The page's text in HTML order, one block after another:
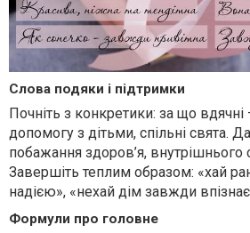
Слова подяки і підтримки
Почніть з конкретики: за що
допомогу з дітьми, спільні свята.
побажання здоров’я,
Завершіть теплим образом: «хай
надією», «нехай дім завжди впізнає
Формули про головне